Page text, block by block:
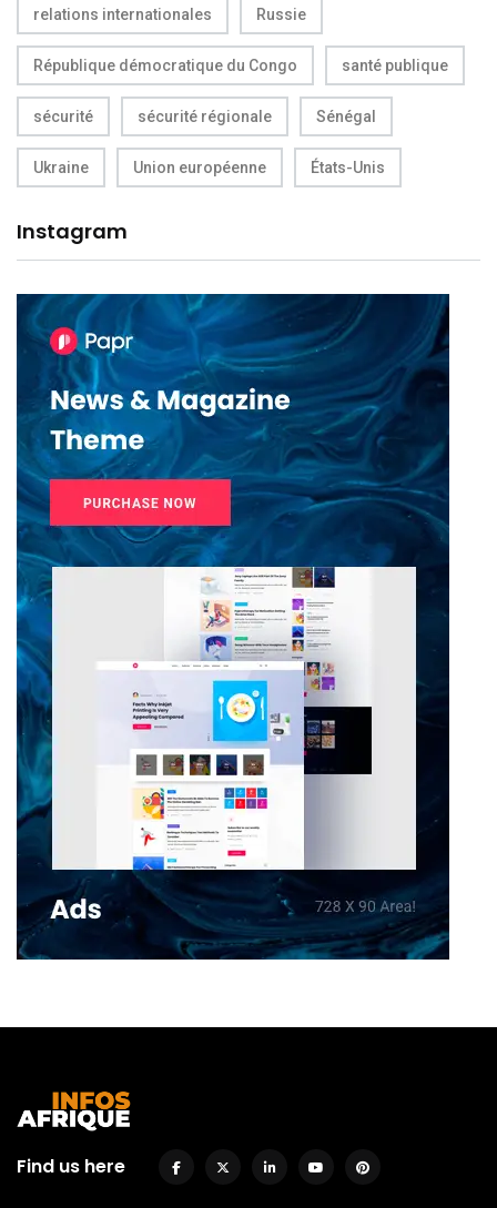
relations internationales Russie
République démocratique du Congo santé publique
sécurité sécurité régionale Sénégal
Ukraine Union européenne États-Unis
Instagram
Find us here